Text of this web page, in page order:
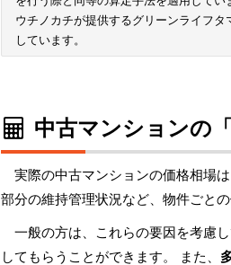
ウチノカチが提供するグリーンライフ
しています。
中古マンションの
実際の中古マンションの価格相場
部分の維持管理状況など、物件ごと
一般の方は、これらの要因を考慮
してもらうことができます。 また、